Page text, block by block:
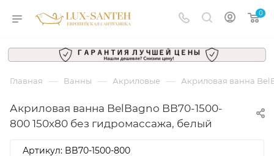
0
Главная — Ванны — Акриловые — Акриловая ванна
Акриловая ванна BelBagno BB70-1500-
800 150х80 без гидромассажа, белый
Артикул: BB70-1500-800